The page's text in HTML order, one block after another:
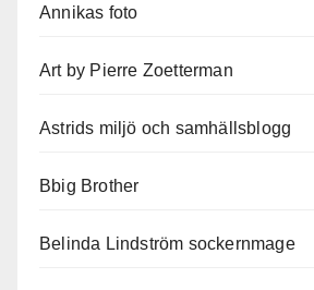
Annikas foto
Art by Pierre Zoetterman
Astrids miljö och samhällsblogg
Bbig Brother
Belinda Lindström sockernmage